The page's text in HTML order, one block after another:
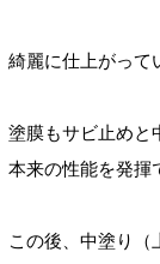
綺麗に仕上がって
塗膜もサビ止めと
本来の性能を発揮
この後、中塗り（